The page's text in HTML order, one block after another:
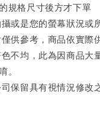
規格尺寸後方才下單
或是您的螢幕狀況或
供參考，商品依實際
不均，此為因商品大
。
保留具有視情況修改